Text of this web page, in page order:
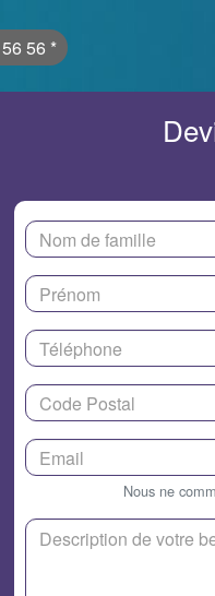
56 *
Nous ne